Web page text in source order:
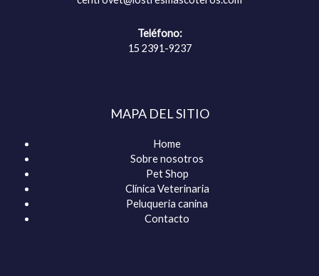
Teléfono:
15 2391-9237
MAPA DEL SITIO
Home
Sobre nosotros
Pet Shop
Clínica Veterinaria
Peluqueria canina
Contacto